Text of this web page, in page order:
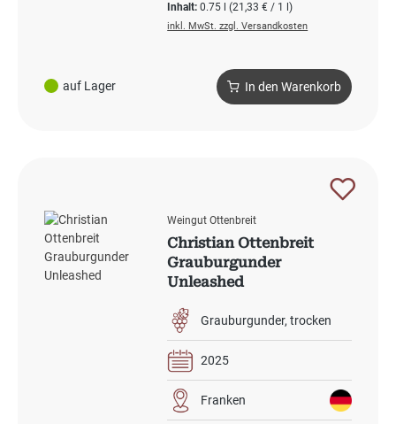
auf Lager
Inhalt:0.75 l(21,33 € / 1 l)
inkl. MwSt. zzgl. Versandkosten
In den Warenkorb
Weingut Ottenbreit
Christian Ottenbreit
Grauburgunder
Unleashed
Grauburgunder trocken
2025
Franken